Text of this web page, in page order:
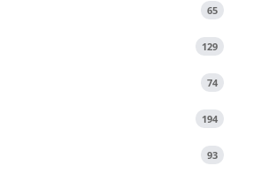
65
129
74
194
93